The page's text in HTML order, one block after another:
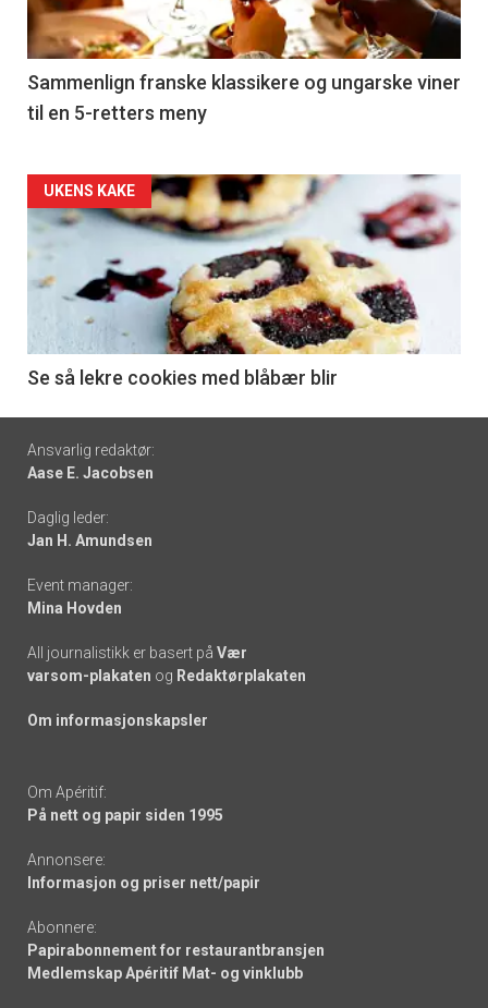
-
5
Sammenlign franske klassikere og ungarske viner
til en 5-retters meny
Forsiden
akkurat
nå
6
UKENS KAKE
Se så lekre cookies med blåbær blir
Footer
-
links
Ansvarlig redaktør:
Aase E. Jacobsen
Daglig leder:
Jan H. Amundsen
Event manager:
Mina Hovden
All journalistikk er basert på Vær
varsom-plakaten og Redaktørplakaten
Om informasjonskapsler
Om Apéritif:
På nett og papir siden 1995
Annonsere:
Informasjon og priser nett/papir
Abonnere:
Papirabonnement for restaurantbransjen
Medlemskap Apéritif Mat- og vinklubb